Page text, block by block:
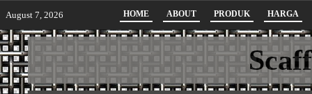
August 7, 2026 HOME ABOUT PRODUK HARGA